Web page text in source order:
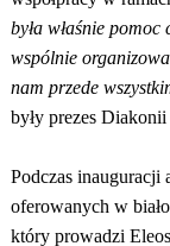
była właśnie
wspólnie
nam przede
były prezes
Podczas inauguracji
oferowanych w
który prowadzi